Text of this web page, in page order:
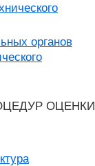
органов
ОЦЕНКИ